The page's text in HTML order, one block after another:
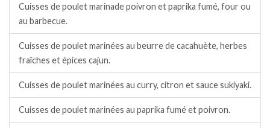
Cuisses de poulet marinade poivron et paprika fumé, four ou
au barbecue.
Cuisses de poulet marinées au beurre de cacahuète, herbes
fraîches et épices cajun.
Cuisses de poulet marinées au curry, citron et sauce sukiyaki.
Cuisses de poulet marinées au paprika fumé et poivron.